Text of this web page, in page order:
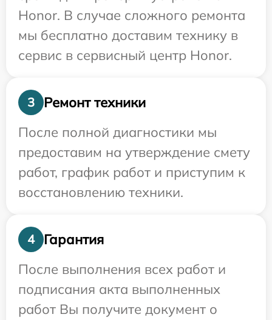
Honor. В случае сложного ремонта
мы бесплатно доставим технику в
сервис в сервисный центр Honor.
3
Ремонт техники
После полной диагностики мы
предоставим на утверждение смету
работ, график работ и приступим к
восстановлению техники.
4
Гарантия
После выполнения всех работ и
подписания акта выполненных
работ Вы получите документ о